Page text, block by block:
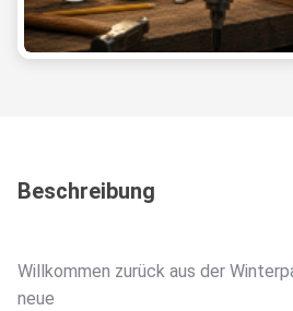
Beschreibung
Willkommen zurück aus der
neue